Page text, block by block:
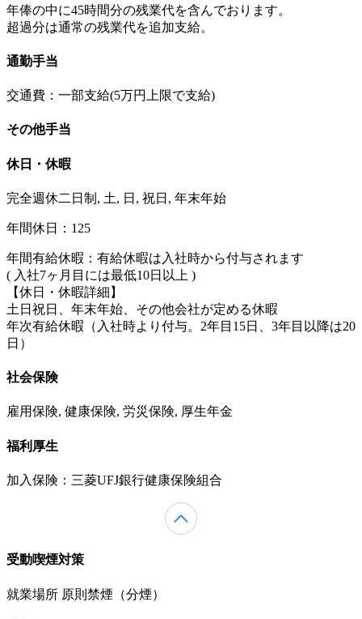
年俸の中に45時間分の残業代を含んでおります。
超過分は通常の残業代を追加支給。
通勤手当
交通費：一部支給(5万円上限で支給)
その他手当
休日・休暇
完全週休二日制, 土, 日, 祝日, 年末年始
年間休日：125
年間有給休暇：有給休暇は入社時から付与されます
( 入社7ヶ月目には最低10日以上 )
【休日・休暇詳細】
土日祝日、年末年始、その他会社が定める休暇
年次有給休暇（入社時より付与。2年目15日、3年目以降は20
日）
社会保険
雇用保険, 健康保険, 労災保険, 厚生年金
福利厚生
加入保険：三菱UFJ銀行健康保険組合
受動喫煙対策
就業場所 原則禁煙（分煙）